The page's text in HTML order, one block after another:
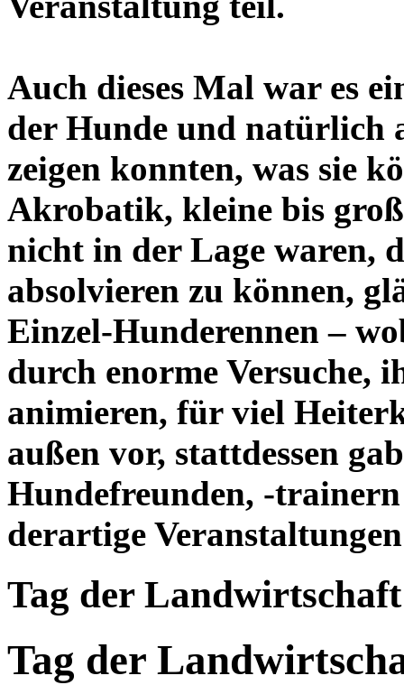
Auch dieses Mal war es
der Hunde und natürlich
zeigen konnten, was sie
Akrobatik, kleine bis
nicht in der Lage waren,
absolvieren zu können,
Einzel-Hunderennen –
durch enorme Versuche,
animieren, für viel
außen vor, stattdessen
Hundefreunden, -
derartige
Tag der Landwirtschaft
Tag der